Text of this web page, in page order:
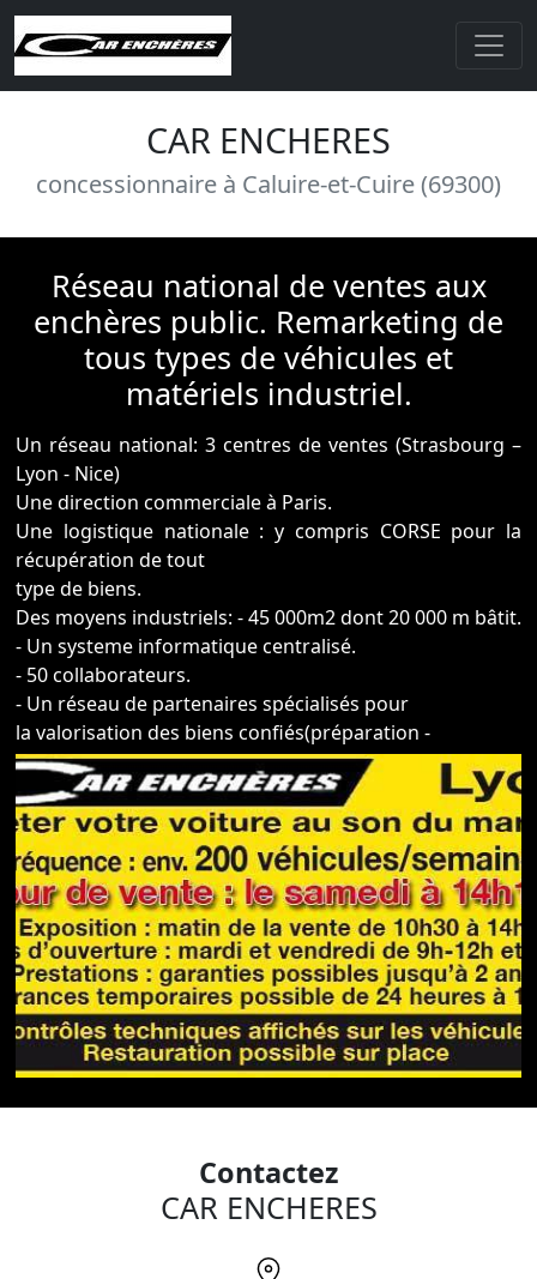
CAR ENCHERES
concessionnaire à Caluire-et-Cuire (69300)
Réseau national de ventes aux
enchères public. Remarketing de
tous types de véhicules et
matériels industriel.
Un réseau national: 3 centres de ventes (Strasbourg –
Lyon - Nice)
Une direction commerciale à Paris.
Une logistique nationale : y compris CORSE pour la
récupération de tout
type de biens.
Des moyens industriels: - 45 000m2 dont 20 000 m bâtit.
- Un systeme informatique centralisé.
- 50 collaborateurs.
- Un réseau de partenaires spécialisés pour
la valorisation des biens confiés(préparation -
controles techniques – garanties-assurances…).
La rapidité : 12 ventes aux enchères par mois.
Le volume : 2400 véhicules et materiels présentés par
mois
La confiance : SVV agrée n°2003-479 - 2.000.000€ de
garantie financiere.
Contactez
CAR ENCHERES